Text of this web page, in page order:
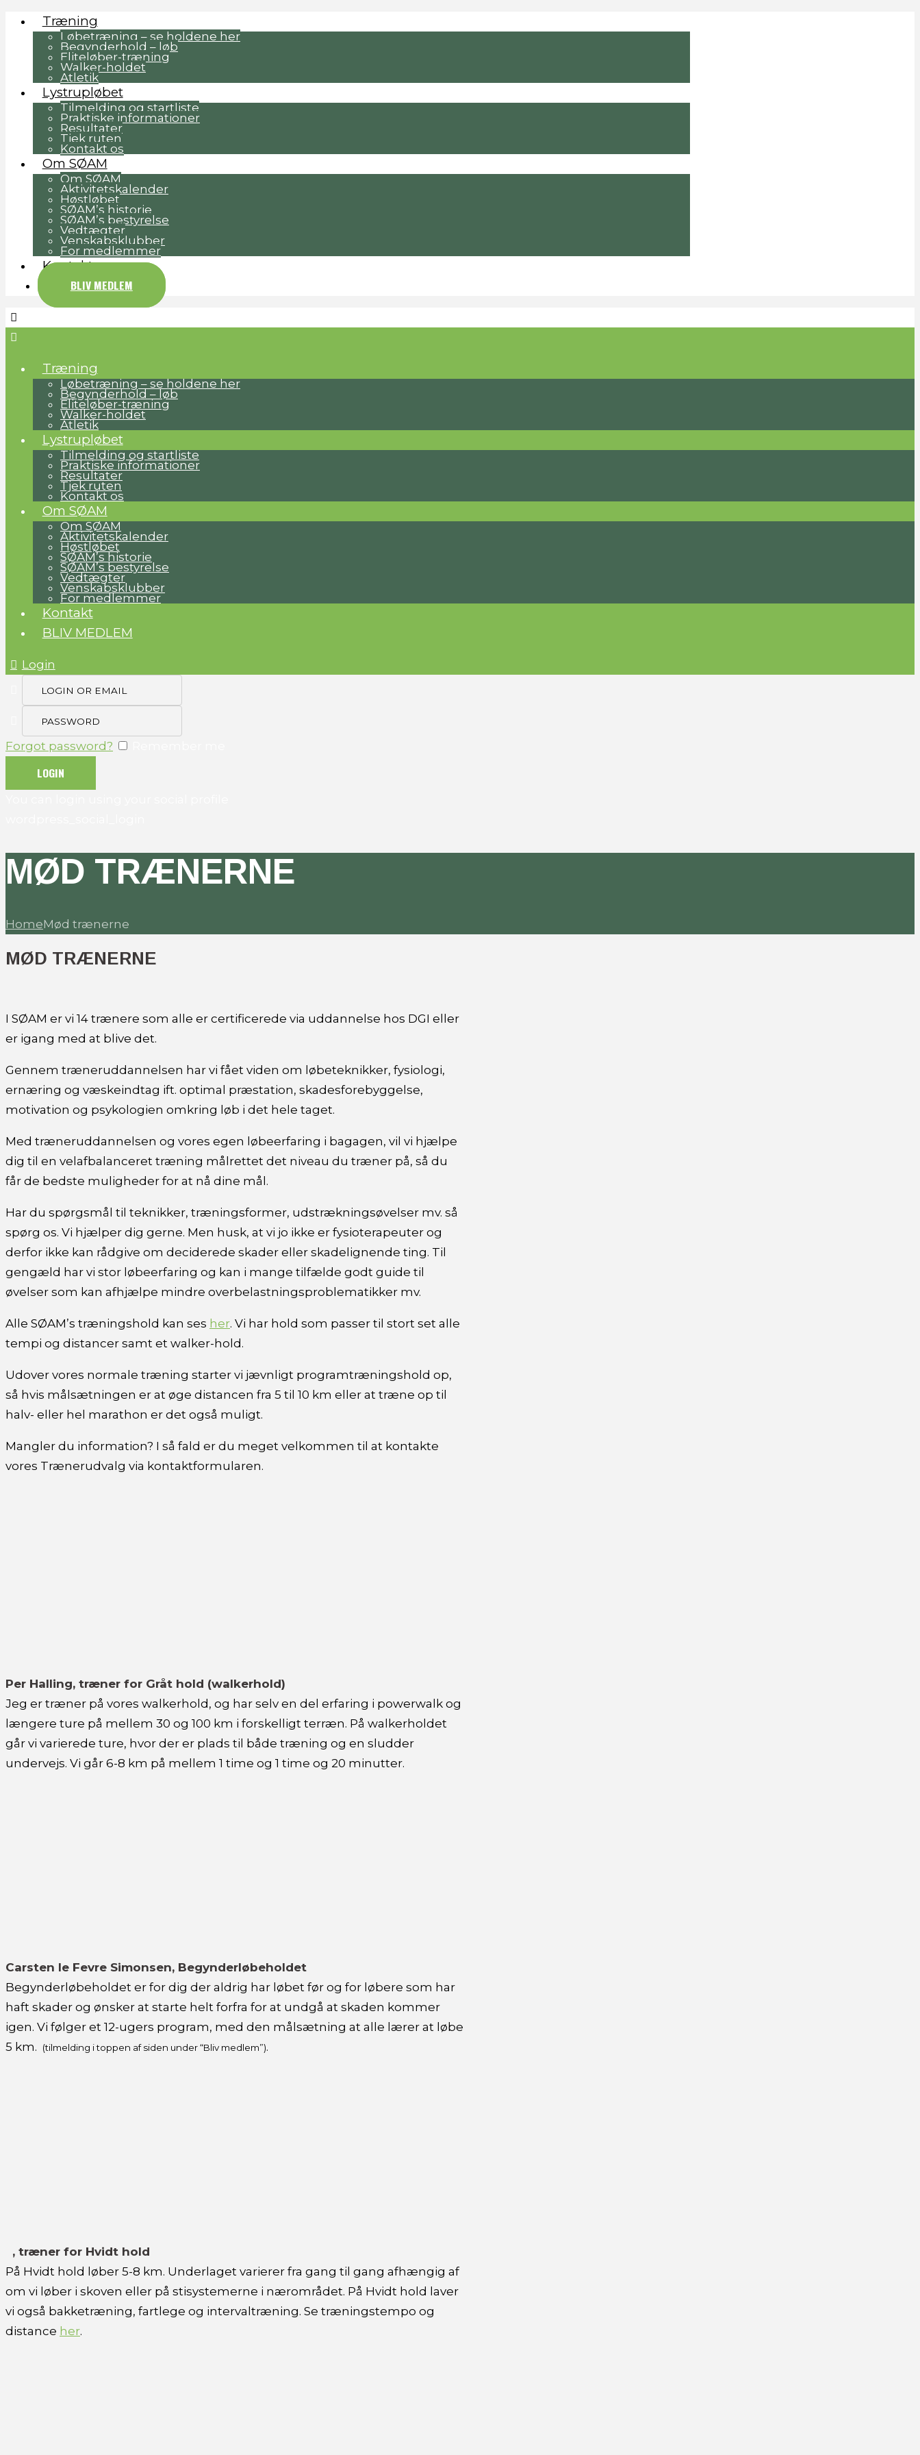
Træning
Løbetræning – se holdene her
Begynderhold – løb
Eliteløber-træning
Walker-holdet
Atletik
Lystrupløbet
Tilmelding og startliste
Praktiske informationer
Resultater
Tjek ruten
Kontakt os
Om SØAM
Om SØAM
Aktivitetskalender
Høstløbet
SØAM’s historie
SØAM’s bestyrelse
Vedtægter
Venskabsklubber
For medlemmer
Kontakt
BLIV MEDLEM
Træning
Løbetræning – se holdene her
Begynderhold – løb
Eliteløber-træning
Walker-holdet
Atletik
Lystrupløbet
Tilmelding og startliste
Praktiske informationer
Resultater
Tjek ruten
Kontakt os
Om SØAM
Om SØAM
Aktivitetskalender
Høstløbet
SØAM’s historie
SØAM’s bestyrelse
Vedtægter
Venskabsklubber
For medlemmer
Kontakt
BLIV MEDLEM
Login
Forgot password?
MØD TRÆNERNE
HomeMød trænerne
MØD TRÆNERNE
I SØAM er vi 14 trænere som alle er certificerede via uddannelse hos DGI eller
er igang med at blive det.
Gennem træneruddannelsen har vi fået viden om løbeteknikker, fysiologi,
ernæring og væskeindtag ift. optimal præstation, skadesforebyggelse,
motivation og psykologien omkring løb i det hele taget.
Med træneruddannelsen og vores egen løbeerfaring i bagagen, vil vi hjælpe
dig til en velafbalanceret træning målrettet det niveau du træner på, så du
får de bedste muligheder for at nå dine mål.
Har du spørgsmål til teknikker, træningsformer, udstrækningsøvelser mv. så
spørg os. Vi hjælper dig gerne. Men husk, at vi jo ikke er fysioterapeuter og
derfor ikke kan rådgive om deciderede skader eller skadelignende ting. Til
gengæld har vi stor løbeerfaring og kan i mange tilfælde godt guide til
øvelser som kan afhjælpe mindre overbelastningsproblematikker mv.
Alle SØAM’s træningshold kan ses her. Vi har hold som passer til stort set alle
tempi og distancer samt et walker-hold.
Udover vores normale træning starter vi jævnligt programtræningshold op,
så hvis målsætningen er at øge distancen fra 5 til 10 km eller at træne op til
halv- eller hel marathon er det også muligt.
Mangler du information? I så fald er du meget velkommen til at kontakte
vores Trænerudvalg via kontaktformularen.
Per Halling, træner for Gråt hold (walkerhold)
Jeg er træner på vores walkerhold, og har selv en del erfaring i powerwalk og
længere ture på mellem 30 og 100 km i forskelligt terræn. På walkerholdet
går vi varierede ture, hvor der er plads til både træning og en sludder
undervejs. Vi går 6-8 km på mellem 1 time og 1 time og 20 minutter.
Carsten le Fevre Simonsen, Begynderløbeholdet
Begynderløbeholdet er for dig der aldrig har løbet før og for løbere som har
haft skader og ønsker at starte helt forfra for at undgå at skaden kommer
igen. Vi følger et 12-ugers program, med den målsætning at alle lærer at løbe
5 km.
(tilmelding i toppen af siden under “Bliv medlem”).
, træner for Hvidt hold
På Hvidt hold løber 5-8 km. Underlaget varierer fra gang til gang afhængig af
om vi løber i skoven eller på stisystemerne i nærområdet. På Hvidt hold laver
vi også bakketræning, fartlege og intervaltræning. Se træningstempo og
distance her.